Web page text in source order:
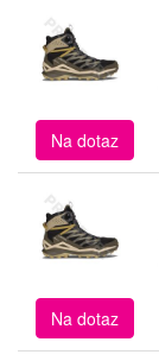
Na dotaz
Na dotaz